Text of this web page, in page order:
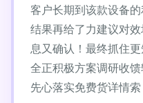
客户长期到该款设备
结果再给了力建议对
息又确认！最终抓住
全正积极方案调研收
先心落实免费货详情索